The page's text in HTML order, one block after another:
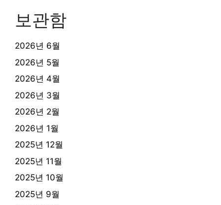
보관함
2026년 6월
2026년 5월
2026년 4월
2026년 3월
2026년 2월
2026년 1월
2025년 12월
2025년 11월
2025년 10월
2025년 9월